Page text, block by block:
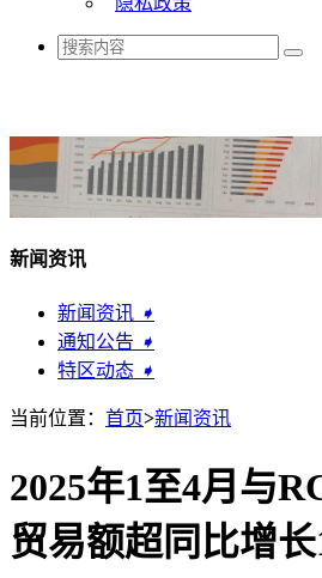
新闻资讯
新闻资讯 ➧
通知公告 ➧
特区动态 ➧
当前位置： 首页>新闻资讯
2025年1至4月与
贸易额超同比增长